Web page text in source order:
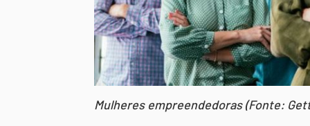
Mulheres empreendedoras (Fonte: